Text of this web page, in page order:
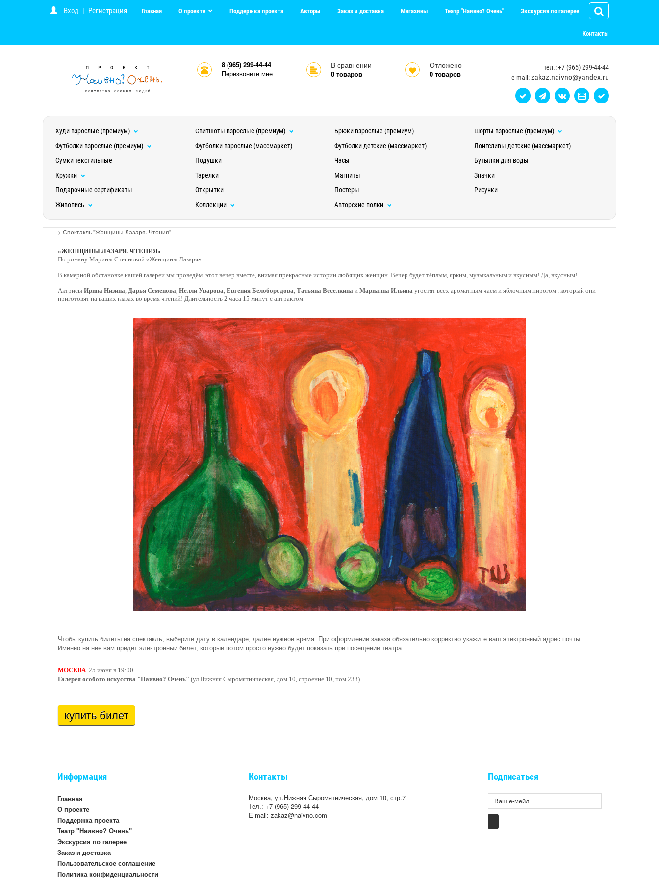
Вход | Регистрация Главная О проекте Поддержка проекта Авторы Заказ и доставка Магазины Театр "Наивно? Очень" Экскурсия по галерее
Контакты
8 (965) 299-44-44
Перезвоните мне
В сравнении
0товаров
Отложено
0 товаров
тел.: +7 (965) 299-44-44
e-mail:zakaz.naivno@yandex.ru
Худи взрослые (премиум) Свитшоты взрослые (премиум) Брюки взрослые (премиум)
Шорты взрослые (премиум)
Футболки взрослые (премиум)
Футболки взрослые (массмаркет) Футболки детские (массмаркет)
Лонгсливы детские (массмаркет)
Сумки текстильные
Подушки Часы
Бутылки для воды
Кружки
Тарелки Магниты
Значки
Подарочные сертификаты
Открытки Постеры
Рисунки
Живопись
Коллекции Авторские полки
> Спектакль "Женщины Лазаря. Чтения"
«ЖЕНЩИНЫ ЛАЗАРЯ. ЧТЕНИЯ»
По роману Марины Степновой «Женщины Лазаря».
В камерной обстановке нашей галереи мы проведём этот вечер вместе, внимая прекрасные истории любящих женщин. Вечер будет тёплым, ярким, музыкальным и вкусным! Да, вкусным!
Актрисы Ирина Низина, Дарья Семенова, Нелли Уварова, Евгения Белобородова, Татьяна Веселкина и Марианна Ильина угостят всех ароматным чаем и яблочным пирогом , который они
приготовят на ваших глазах во время чтений! Длительность 2 часа 15 минут с антрактом.
Чтобы купить билеты на спектакль, выберите дату в календаре, далее нужное время. При оформлении заказа обязательно корректно укажите ваш электронный адрес почты.
Именно на неё вам придёт электронный билет, который потом просто нужно будет показать при посещении театра.
МОСКВА. 25 июня в 19:00
Галерея особого искусства "Наивно? Очень" (ул.Нижняя Сыромятническая, дом 10, строение 10, пом.233)
купить билет
Информация
Главная
О проекте
Поддержка проекта
Театр "Наивно? Очень"
Экскурсия по галерее
Заказ и доставка
Пользовательское соглашение
Политика конфиденциальности
Контакты
Москва, ул.Нижняя Сыромятническая, дом 10, стр.7
Тел.: +7 (965) 299-44-44
E-mail: zakaz@naivno.com
Подписаться